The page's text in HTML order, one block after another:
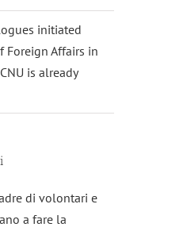
initiated
Affairs in
is already
di volontari e
a fare la